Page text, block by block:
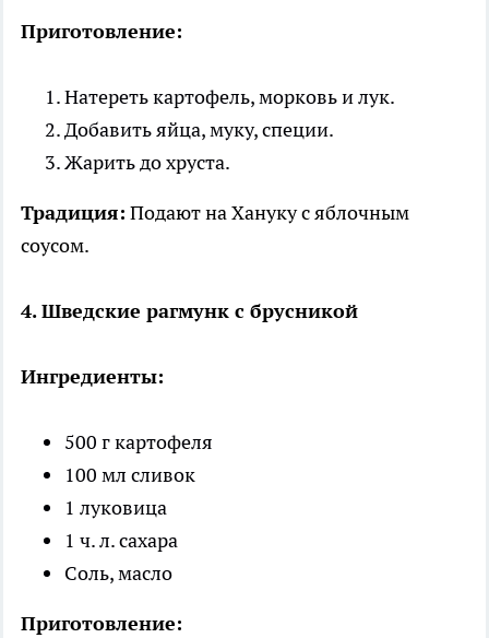
Приготовление:
Натереть картофель, морковь и лук.
Добавить яйца, муку, специи.
Жарить до хруста.
Традиция: Подают на Хануку с яблочным
соусом.
4. Шведские рагмунк с брусникой
Ингредиенты:
500 г картофеля
100 мл сливок
1 луковица
1 ч. л. сахара
Соль, масло
Приготовление: